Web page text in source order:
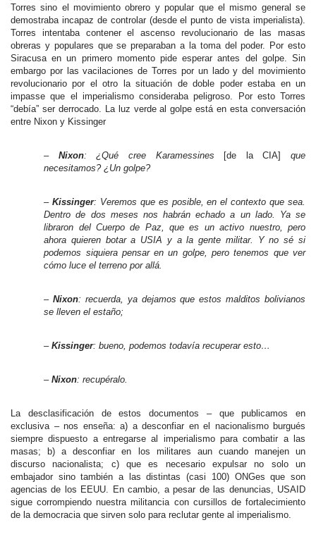
Torres sino el movimiento obrero y popular que el mismo general se
demostraba incapaz de controlar (desde el punto de vista imperialista).
Torres intentaba contener el ascenso revolucionario de las masas
obreras y populares que se preparaban a la toma del poder. Por esto
Siracusa en un primero momento pide esperar antes del golpe. Sin
embargo por las vacilaciones de Torres por un lado y del movimiento
revolucionario por el otro la situación de doble poder estaba en un
impasse que el imperialismo consideraba peligroso. Por esto Torres
“debía” ser derrocado. La luz verde al golpe está en esta conversación
entre Nixon y Kissinger
– Nixon: ¿Qué cree Karamessines [de la CIA]
que
necesitamos? ¿Un golpe?
–Kissinger: Veremos que es posible, en el contexto que sea.
Dentro de dos meses nos habrán echado a un lado. Ya se
libraron del Cuerpo de Paz, que es un activo nuestro, pero
ahora quieren botar a USIA y a la gente militar. Y no sé si
podemos siquiera pensar en un golpe, pero tenemos que ver
cómo luce el terreno por allá.
–Nixon: recuerda, ya dejamos que estos malditos bolivianos
se lleven el estaño;
–Kissinger: bueno, podemos todavía recuperar esto…
–Nixon: recupéralo.
La desclasificación de estos documentos – que publicamos en
exclusiva – nos enseña: a) a desconfiar en el nacionalismo burgués
siempre dispuesto a entregarse al imperialismo para combatir a las
masas; b) a desconfiar en los militares aun cuando manejen un
discurso nacionalista; c) que es necesario expulsar no solo un
embajador sino también a las distintas (casi 100) ONGes que son
agencias de los EEUU. En cambio, a pesar de las denuncias, USAID
sigue corrompiendo nuestra militancia con cursillos de fortalecimiento
de la democracia que sirven solo para reclutar gente al imperialismo.